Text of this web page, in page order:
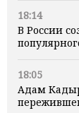
18:14
В России
18:05
Адам